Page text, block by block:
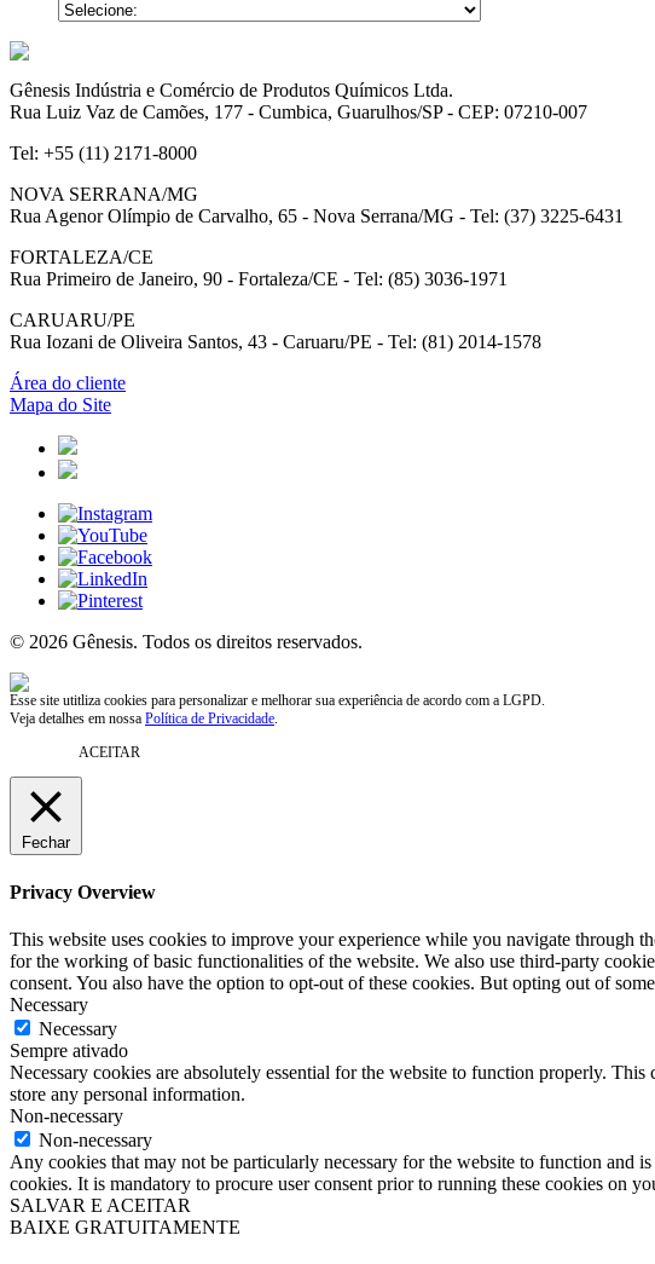
Gênesis Indústria e Comércio de Produtos Químicos Ltda.
Rua Luiz Vaz de Camões, 177 - Cumbica, Guarulhos/SP - CEP: 07210-007
Tel: +55 (11) 2171-8000
NOVA SERRANA/MG
Rua Agenor Olímpio de Carvalho, 65 - Nova Serrana/MG - Tel: (37) 3225-6431
FORTALEZA/CE
Rua Primeiro de Janeiro, 90 - Fortaleza/CE - Tel: (85) 3036-1971
CARUARU/PE
Rua Iozani de Oliveira Santos, 43 - Caruaru/PE - Tel: (81) 2014-1578
Área do cliente
Mapa do Site
© 2026 Gênesis. Todos os direitos reservados.
Esse site utitliza cookies para personalizar e melhorar sua experiência de acordo com a LGPD.
Veja detalhes em nossa Política de Privacidade.
ACEITAR
Fechar
Privacy Overview
This website uses cookies to improve your experience while you navigate through
for the working of basic functionalities of the website. We also use third-party
consent. You also have the option to opt-out of these cookies. But opting out of
Necessary
Necessary
Sempre ativado
Necessary cookies are absolutely essential for the website to function properly.
store any personal information.
Non-necessary
Non-necessary
Any cookies that may not be particularly necessary for the website to function and
cookies. It is mandatory to procure user consent prior to running these cookies on
SALVAR E ACEITAR
BAIXE GRATUITAMENTE